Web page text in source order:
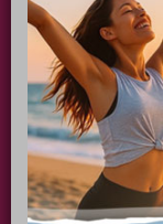
PLUS
EFFICACE